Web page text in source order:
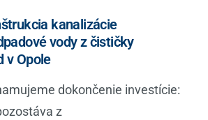
kanalizácie
vody z čističky
v Opole
dokončenie investície:
z